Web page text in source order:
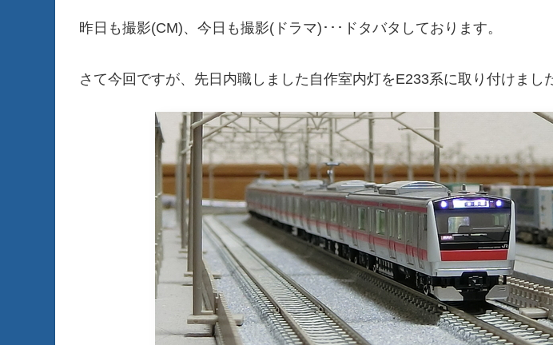
昨日も撮影(CM)、今日も撮影(ドラマ)･･･ドタバタしております。
さて今回ですが、先日内職しました自作室内灯をE233系に取り付けまし